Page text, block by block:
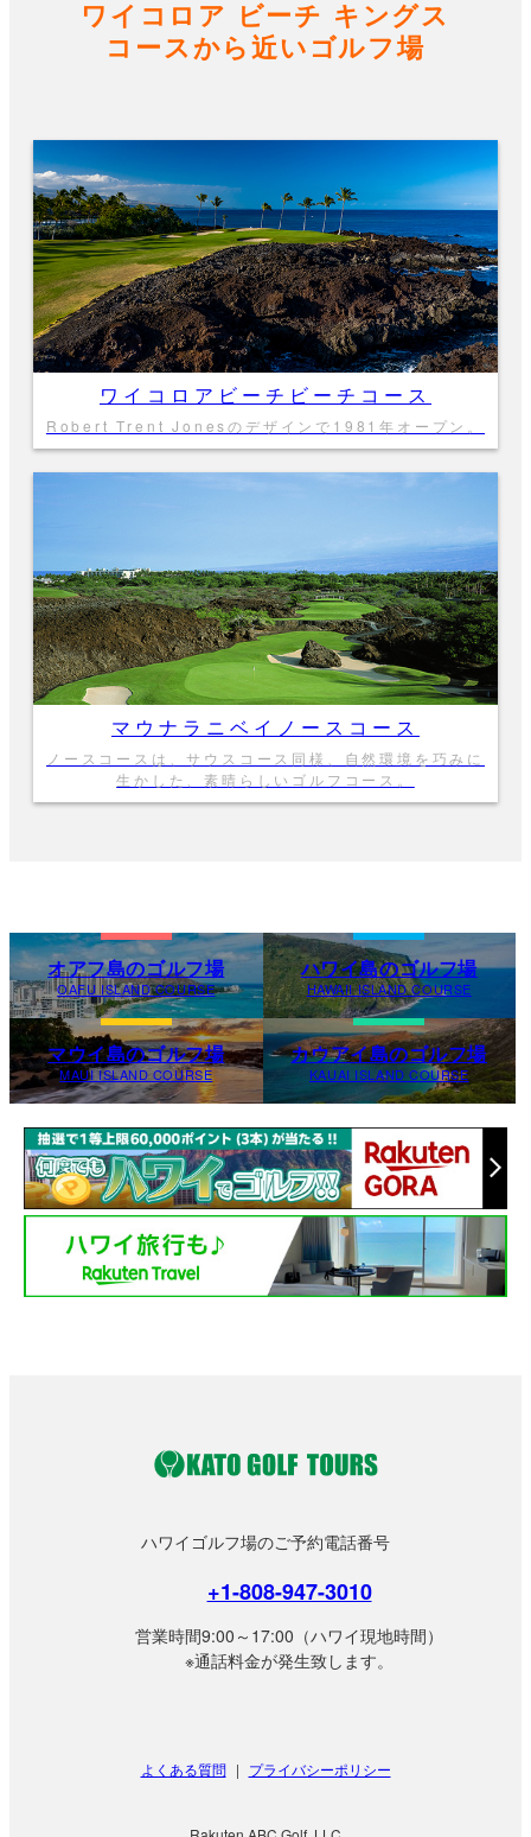
ワイコロア ビーチ キングス
コースから近いゴルフ場
ワイコロアビーチビーチコース
Robert Trent Jonesのデザインで1981年オープン。
マウナラニベイノースコース
ノースコースは、サウスコース同様、自然環境を巧みに
生かした、素晴らしいゴルフコース。
オアフ島のゴルフ場
OAFU ISLAND COURSE
ハワイ島のゴルフ場
HAWAII ISLAND COURSE
マウイ島のゴルフ場
MAUI ISLAND COURSE
カウアイ島のゴルフ場
KAUAI ISLAND COURSE
ハワイゴルフ場のご予約電話番号
+1-808-947-3010
営業時間9:00～17:00（ハワイ現地時間）
※通話料金が発生致します。
よくある質問 | プライバシーポリシー